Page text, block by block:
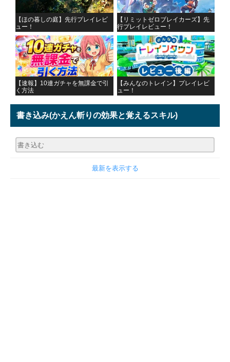
【ほの暮しの庭】先行プレイレビ
ュー！
【リミットゼロブレイカーズ】先
行プレイレビュー！
【速報】10連ガチャを無課金で引
く方法
【みんなのトレイン】プレイレビ
ュー！
書き込み(かえん斬りの効果と覚えるスキル)
最新を表示する